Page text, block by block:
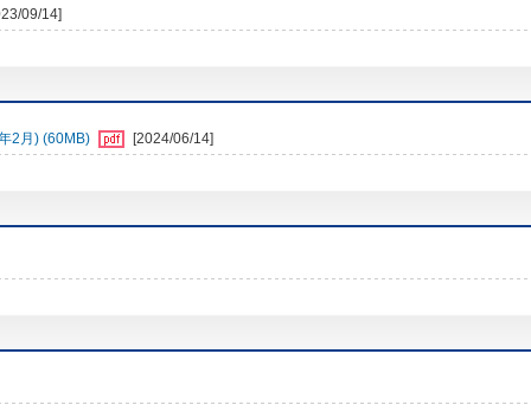
09/14]
2月) (60MB) [2024/06/14]